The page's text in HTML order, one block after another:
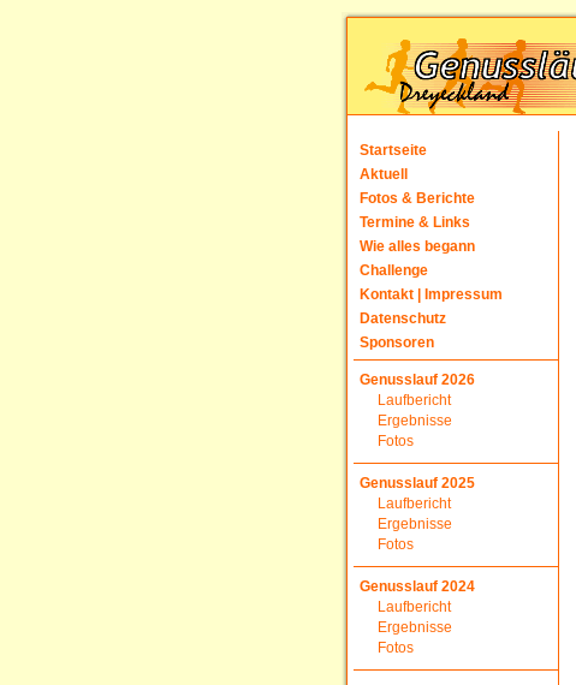
Startseite
Aktuell
Fotos & Berichte
Termine & Links
Wie alles begann
Challenge
Kontakt | Impressum
Datenschutz
Sponsoren
Genusslauf 2026
Laufbericht
Ergebnisse
Fotos
Genusslauf 2025
Laufbericht
Ergebnisse
Fotos
Genusslauf 2024
Laufbericht
Ergebnisse
Fotos